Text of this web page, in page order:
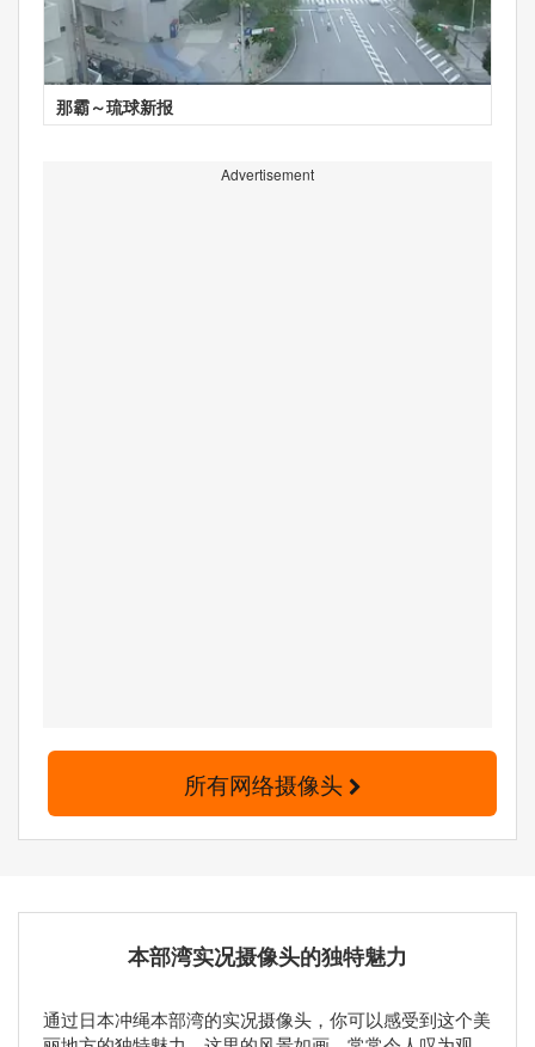
那霸～琉球新报
Advertisement
所有网络摄像头
本部湾实况摄像头的独特魅力
通过日本冲绳本部湾的实况摄像头，你可以感受到这个美